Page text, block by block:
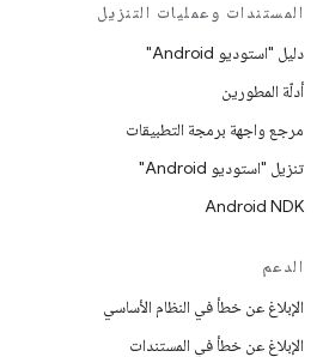
المستندات وعمليات التنزيل
دليل "استوديو Android"
أدلّة المطورين
مرجع واجهة برمجة التطبيقات
تنزيل "استوديو Android"
Android NDK
الدعم
الإبلاغ عن خطأ في النظام الأساسي
الإبلاغ عن خطأ في المستندات